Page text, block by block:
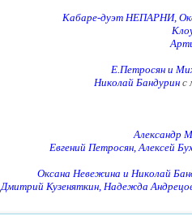
Кабаре-дуэт НЕПАРНИ,
Е.Петросян и
Николай Бандурин с
Александр
Евгений Петросян, Алексей
Оксана Невежина и Николай
Дмитрий Кузеняткин, Надежда